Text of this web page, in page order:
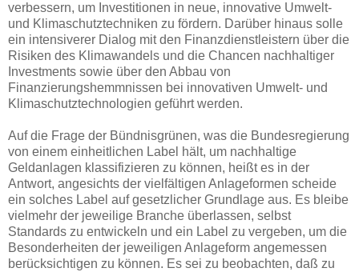
verbessern, um Investitionen in neue, innovative Umwelt-
und Klimaschutztechniken zu fördern. Darüber hinaus solle
ein intensiverer Dialog mit den Finanzdienstleistern über die
Risiken des Klimawandels und die Chancen nachhaltiger
Investments sowie über den Abbau von
Finanzierungshemmnissen bei innovativen Umwelt- und
Klimaschutztechnologien geführt werden.
Auf die Frage der Bündnisgrünen, was die Bundesregierung
von einem einheitlichen Label hält, um nachhaltige
Geldanlagen klassifizieren zu können, heißt es in der
Antwort, angesichts der vielfältigen Anlageformen scheide
ein solches Label auf gesetzlicher Grundlage aus. Es bleibe
vielmehr der jeweilige Branche überlassen, selbst
Standards zu entwickeln und ein Label zu vergeben, um die
Besonderheiten der jeweiligen Anlageform angemessen
berücksichtigen zu können. Es sei zu beobachten, daß zu